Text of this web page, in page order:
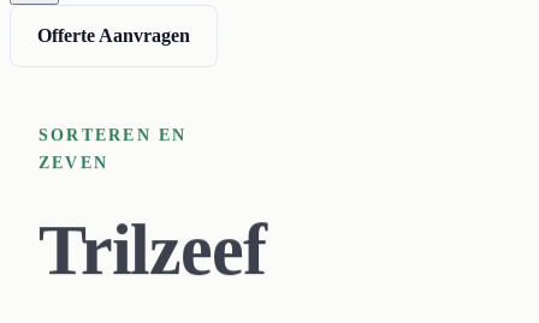
Offerte Aanvragen
SORTEREN EN
ZEVEN
Trilzeef